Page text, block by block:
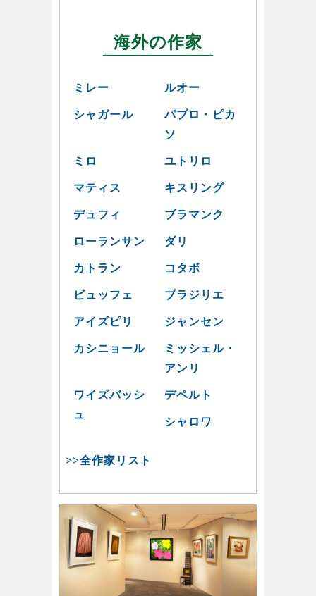
海外の作家
ミレー ルオー
シャガール
パブロ・ピカ
ソ
ミロ ユトリロ
マティス キスリング
デュフィ ブラマンク
ローランサン ダリ
カトラン コタボ
ビュッフェ ブラジリエ
アイズピリ ジャンセン
カシニョール
ミッシェル・
アンリ
ワイズバッシ
ュ
デペルト
シャロワ
>>全作家リスト